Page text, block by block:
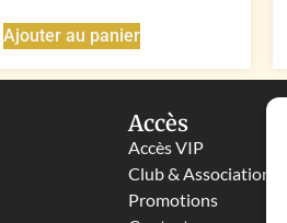
Ajouter au panier
Accès
Accès VIP
Club & Associations
Promotions